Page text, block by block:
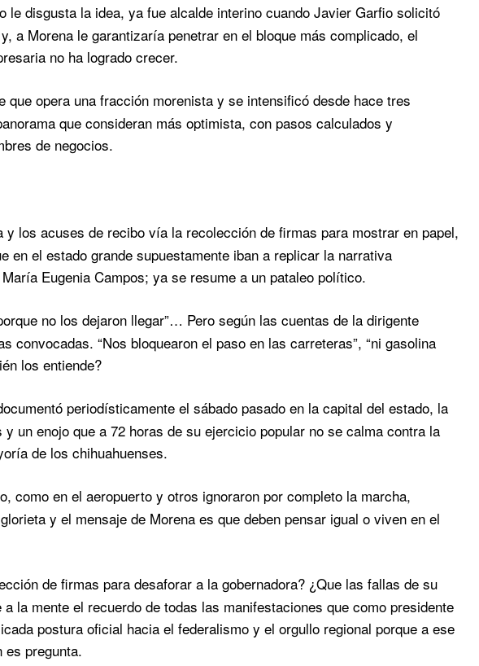
le disgusta la idea, ya fue alcalde interino cuando Javier Garfio solicitó
a Morena le garantizaría penetrar en el bloque más complicado, el
no ha logrado crecer.
que opera una fracción morenista y se intensificó desde hace tres
que consideran más optimista, con pasos calculados y
de negocios.
los acuses de recibo vía la recolección de firmas para mostrar en papel,
en el estado grande supuestamente iban a replicar la narrativa
Eugenia Campos; ya se resume a un pataleo político.
no los dejaron llegar”… Pero según las cuentas de la dirigente
convocadas. “Nos bloquearon el paso en las carreteras”, “ni gasolina
los entiende?
periodísticamente el sábado pasado en la capital del estado, la
un enojo que a 72 horas de su ejercicio popular no se calma contra la
de los chihuahuenses.
como en el aeropuerto y otros ignoraron por completo la marcha,
y el mensaje de Morena es que deben pensar igual o viven en el
de firmas para desaforar a la gobernadora? ¿Que las fallas de su
la mente el recuerdo de todas las manifestaciones que como presidente
postura oficial hacia el federalismo y el orgullo regional porque a ese
es pregunta.